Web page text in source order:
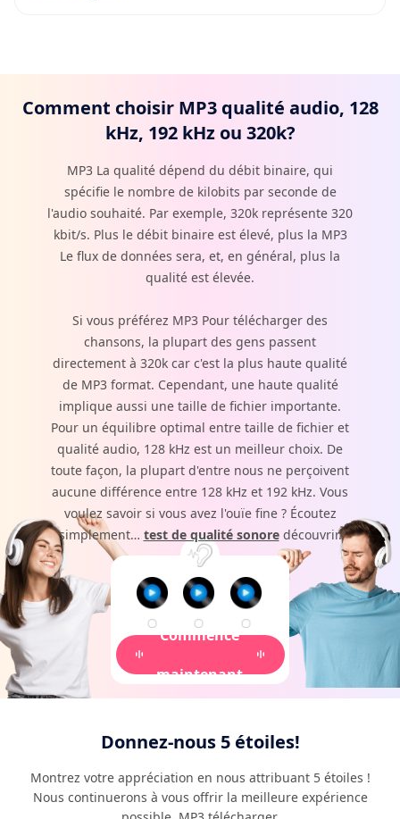
Comment choisir MP3 qualité audio, 128
kHz, 192 kHz ou 320k?
MP3 La qualité dépend du débit binaire, qui
spécifie le nombre de kilobits par seconde de
l'audio souhaité. Par exemple, 320k représente 320
kbit/s. Plus le débit binaire est élevé, plus la MP3
Le flux de données sera, et, en général, plus la
qualité est élevée.
Si vous préférez MP3 Pour télécharger des
chansons, la plupart des gens passent
directement à 320k car c'est la plus haute qualité
de MP3 format. Cependant, une haute qualité
implique aussi une taille de fichier importante.
Pour un équilibre optimal entre taille de fichier et
qualité audio, 128 kHz est un meilleur choix. De
toute façon, la plupart d'entre nous ne perçoivent
aucune différence entre 128 kHz et 192 kHz. Vous
voulez savoir si vous avez l'ouïe fine ? Écoutez
simplement… test de qualité sonoredécouvrir.
Commencé
maintenant
Donnez-nous 5 étoiles!
Montrez votre appréciation en nous attribuant 5 étoiles !
Nous continuerons à vous offrir la meilleure expérience